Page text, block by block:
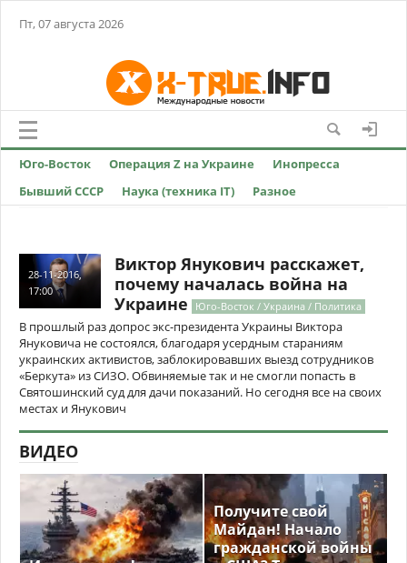
Пт, 07 августа 2026
Юго-Восток Операция Z на Украине
Инопресса
Бывший СССР
Наука (техника IT) Разное
28-11-2016,
17:00
Виктор Янукович расскажет,
почему началась война на
Украине
Юго-Восток / Украина / Политика
В прошлый раз допрос экс-президента Украины Виктора
Януковича не состоялся, благодаря усердным стараниям
украинских активистов, заблокировавших выезд сотрудников
«Беркута» из СИЗО. Обвиняемые так и не смогли попасть в
Святошинский суд для дачи показаний. Но сегодня все на своих
местах и Янукович
ВИДЕО
Получите свой
Майдан! Начало
гражданской войны